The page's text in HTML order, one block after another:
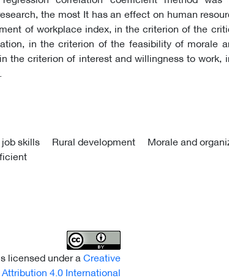
the most It has an effect on human
of workplace index, in the criterion of the
in the criterion of the feasibility of morale
the criterion of interest and willingness to work,
skills Rural development
Morale and
licensed under aCreative
4.0 International